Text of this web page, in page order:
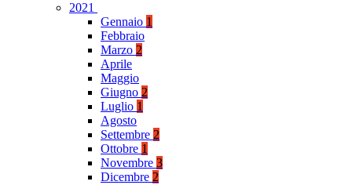
2021
Gennaio 1
Febbraio
Marzo 2
Aprile
Maggio
Giugno 2
Luglio 1
Agosto
Settembre 2
Ottobre 1
Novembre 3
Dicembre 2